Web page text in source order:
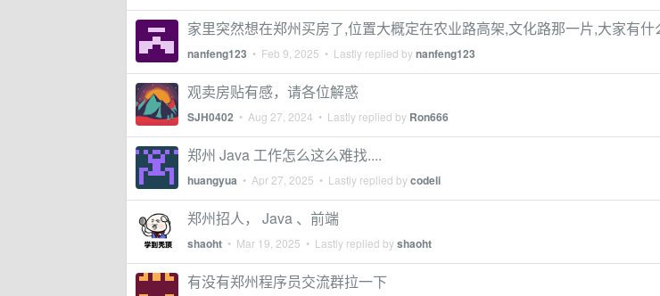
家里突然想在郑州买房了,位置大概定在农业路高架,文化路那一片,大家有什
nanfeng123 • Feb 9, 2025 • Lastly replied bynanfeng123
观卖房贴有感，请各位解惑
SJH0402 • Aug 27, 2024 • Lastly replied by Ron666
郑州 Java 工作怎么这么难找....
huangyua • Apr 27, 2025 • Lastly replied bycodeli
郑州招人， Java 、前端
shaoht • Mar 19, 2025 • Lastly replied byshaoht
有没有郑州程序员交流群拉一下